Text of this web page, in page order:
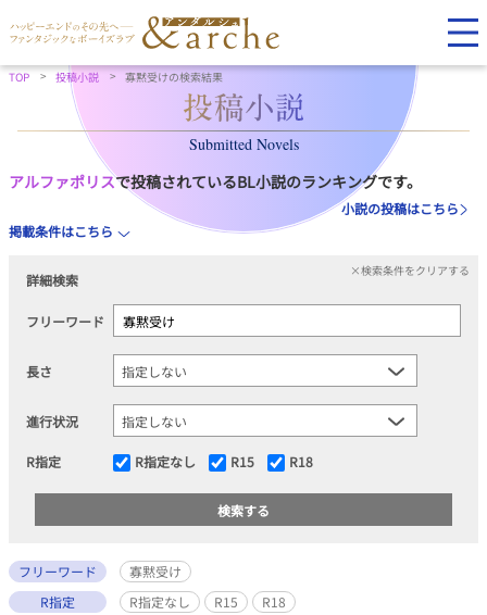
TOP 投稿小説 寡黙受けの検索結果
Submitted Novels
アルファポリスで投稿されているBL小説のランキングです。
小説の投稿はこちら
掲載条件はこちら
詳細検索
×検索条件をクリアする
フリーワード
長さ
進行状況
R指定 R指定なし R15 R18
フリーワード
寡黙受け
R指定
R指定なし R15 R18